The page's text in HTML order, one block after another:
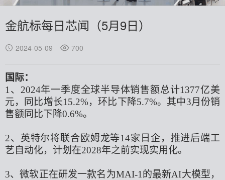
金航标每日芯闻（5月9日）
2024-05-09 700
国际：
1、2024年一季度全球半导体销售额总计1377亿美
元，同比增长15.2%，环比下降5.7%。其中3月份销
售额同比下降0.6%。
2、英特尔将联合欧姆龙等14家日企，推进后端工
艺自动化，计划在2028年之前实现实用化。
3、微软正在研发一款名为MAI-1的最新AI大模型，